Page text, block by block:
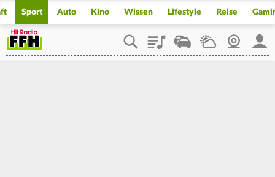
Sport Auto Kino Wissen Lifestyle Reise
PlaylistStaupilotWetterWebcam